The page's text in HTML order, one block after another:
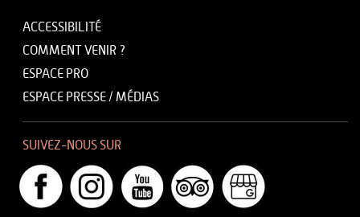
ACCESSIBILITÉ
COMMENT VENIR ?
ESPACE PRO
ESPACE PRESSE / MÉDIAS
SUIVEZ-NOUS SUR